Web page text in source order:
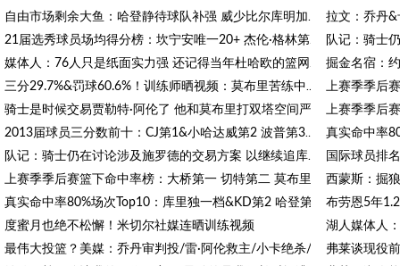
自由市场剩余大鱼：哈登静待球队补强 威少比尔库明加何时落地？
三分29.7%&罚球60.6%！训练师晒视频：莫布里苦练中远距离投篮
2013届球员三分数前十：CJ第1&小哈达威第2 波普第3&施罗德第4
队记：骑士仍在讨论涉及施罗德的交易方案 以继续追库明加&沃特森
度蜜月也绝不松懈！米切尔社媒连晒训练视频
掘金名宿：